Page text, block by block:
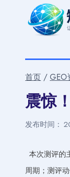
首页 / GEO
震惊
发布时间：
本次测评的
周期；测评